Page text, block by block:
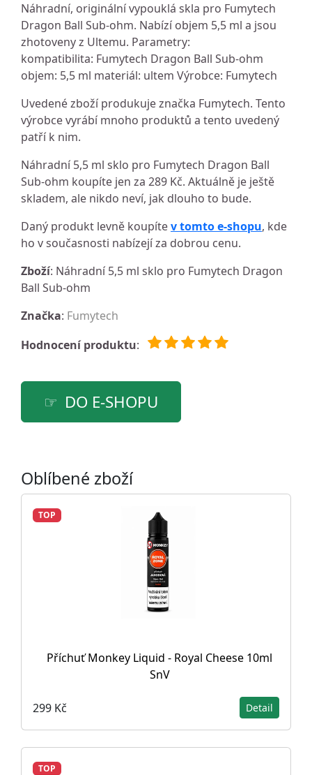
Náhradní, originální vypouklá skla pro Fumytech
Dragon Ball Sub-ohm. Nabízí objem 5,5 ml a jsou
zhotoveny z Ultemu. Parametry:
kompatibilita: Fumytech Dragon Ball Sub-ohm
objem: 5,5 ml materiál: ultem Výrobce: Fumytech
Uvedené zboží produkuje značka Fumytech. Tento
výrobce vyrábí mnoho produktů a tento uvedený
patří k nim.
Náhradní 5,5 ml sklo pro Fumytech Dragon Ball
Sub-ohm koupíte jen za 289 Kč. Aktuálně je ještě
skladem, ale nikdo neví, jak dlouho to bude.
Daný produkt levně koupítev tomto e-shopu, kde
ho v současnosti nabízejí za dobrou cenu.
Zboží: Náhradní 5,5 ml sklo pro Fumytech Dragon
Ball Sub-ohm
Značka: Fumytech
Hodnocení produktu:
DO E-SHOPU
Oblíbené zboží
TOP
Příchuť Monkey Liquid - Royal Cheese 10ml
SnV
299 Kč Detail
TOP